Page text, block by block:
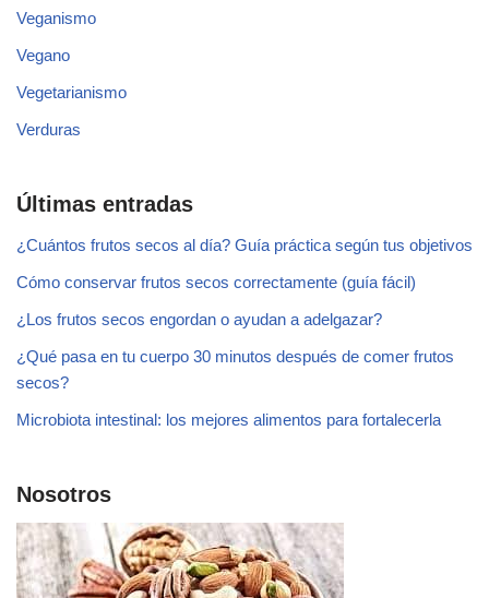
Veganismo
Vegano
Vegetarianismo
Verduras
Últimas entradas
¿Cuántos frutos secos al día? Guía práctica según tus objetivos
Cómo conservar frutos secos correctamente (guía fácil)
¿Los frutos secos engordan o ayudan a adelgazar?
¿Qué pasa en tu cuerpo 30 minutos después de comer frutos
secos?
Microbiota intestinal: los mejores alimentos para fortalecerla
Nosotros